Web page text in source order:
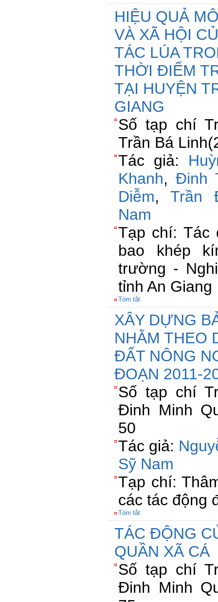
HIỆU QUẢ
VÀ XÃ HỘI
TÁC LÚA
THỜI ĐIỂM
TẠI HUYỆN
GIANG
Số tạp chí
Trần Bá
Tác giả:
Khanh, Đinh
Diễm,Trần
Nam
Tạp chí: Tác
bao khép
trường -
tỉnh An Giang
Tóm tắt
XÂY DỰNG
NHẰM THEO
ĐẤT NÔNG
ĐOẠN 2011-
Số tạp chí
Đinh Minh
50
Tác giả:
Sỹ Nam
Tạp chí:
các tác động
Tóm tắt
TÁC ĐỘNG
QUẦN XÃ CÁ
Số tạp chí
Đinh Minh